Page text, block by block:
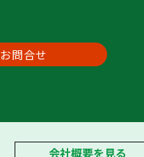
お問合せ
会社概要を見る